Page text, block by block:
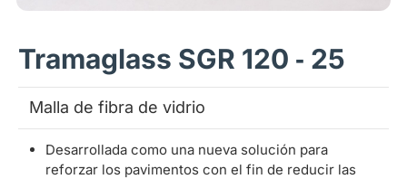
Tramaglass SGR 120 ‑ 25
Malla de fibra de vidrio
Desarrollada como una nueva solución para
reforzar los pavimentos con el fin de reducir las